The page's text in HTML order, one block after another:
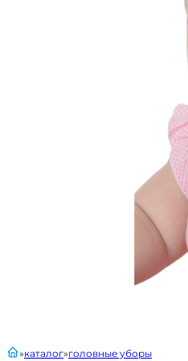
главнаякаталог головные уборы